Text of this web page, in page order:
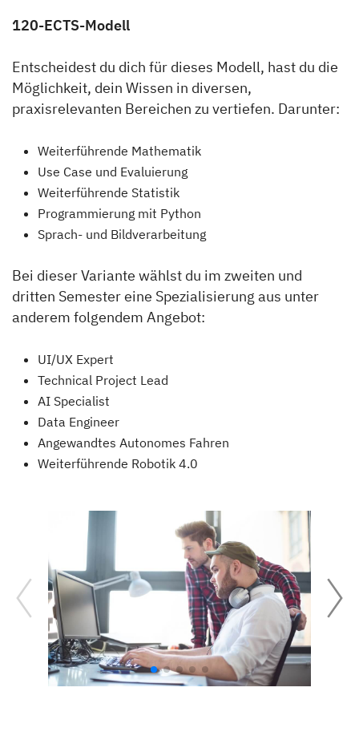
120-ECTS-Modell
Entscheidest du dich für dieses Modell, hast du die
Möglichkeit, dein Wissen in diversen,
praxisrelevanten Bereichen zu vertiefen. Darunter:
Weiterführende Mathematik
Use Case und Evaluierung
Weiterführende Statistik
Programmierung mit Python
Sprach- und Bildverarbeitung
Bei dieser Variante wählst du im zweiten und
dritten Semester eine Spezialisierung aus unter
anderem folgendem Angebot:
UI/UX Expert
Technical Project Lead
AI Specialist
Data Engineer
Angewandtes Autonomes Fahren
Weiterführende Robotik 4.0